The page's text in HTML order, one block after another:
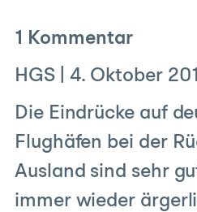
1 Kommentar
HGS
4. Oktober
Die Eindrücke auf
Flughäfen bei der
Ausland sind sehr
immer wieder